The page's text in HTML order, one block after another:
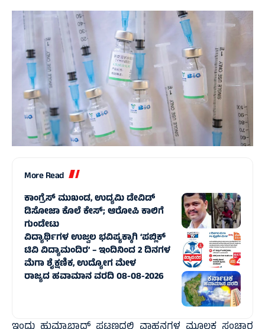
More Read
ಕಾಂಗ್ರೆಸ್‌ ಮುಖಂಡ, ಉದ್ಯಮಿ ಡೇವಿಡ್‌
ಡಿಸೋಜಾ ಕೊಲೆ ಕೇಸ್;‌ ಆರೋಪಿ ಕಾಲಿಗೆ
ಗುಂಡೇಟು
ವಿದ್ಯಾರ್ಥಿಗಳ ಉಜ್ವಲ ಭವಿಷ್ಯಕ್ಕಾಗಿ ‘ಪಬ್ಲಿಕ್
ಟಿವಿ ವಿದ್ಯಾಮಂದಿರ’ – ಇಂದಿನಿಂದ 2 ದಿನಗಳ
ಮೆಗಾ ಶೈಕ್ಷಣಿಕ, ಉದ್ಯೋಗ ಮೇಳ
ರಾಜ್ಯದ ಹವಾಮಾನ ವರದಿ 08-08-2026